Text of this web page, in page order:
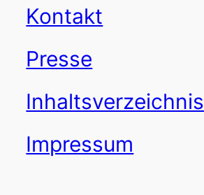
Kontakt
Presse
Inhaltsverzeichnis
Impressum